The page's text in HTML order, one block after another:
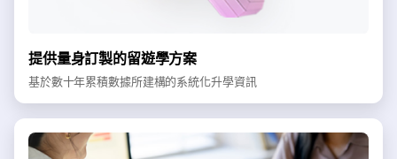
提供量身訂製的留遊學方案
基於數十年累積數據所建構的系統化升學資訊